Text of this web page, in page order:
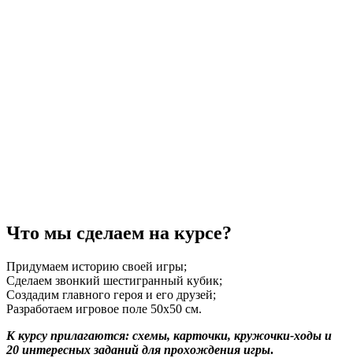
Что мы сделаем на курсе?
Придумаем историю своей игры;
Сделаем звонкий шестигранный кубик;
Создадим главного героя и его друзей;
Разработаем игровое поле 50х50 см.
К курсу прилагаются: схемы, карточки, кружочки-ходы и
20 интересных заданий для прохождения игры.